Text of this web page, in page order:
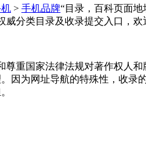
> 手机品牌“目录，百科页面地
分类目录及收录提交入口，欢
重国家法律法规对著作权人
因为网址导航的特殊性，收录